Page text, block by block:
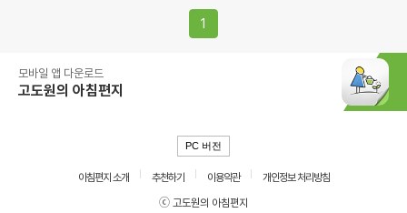
1
모바일 앱 다운로드
고도원의 아침편지
PC 버전
아침편지 소개 추천하기 이용약관
개인정보 처리방침
ⓒ 고도원의 아침편지